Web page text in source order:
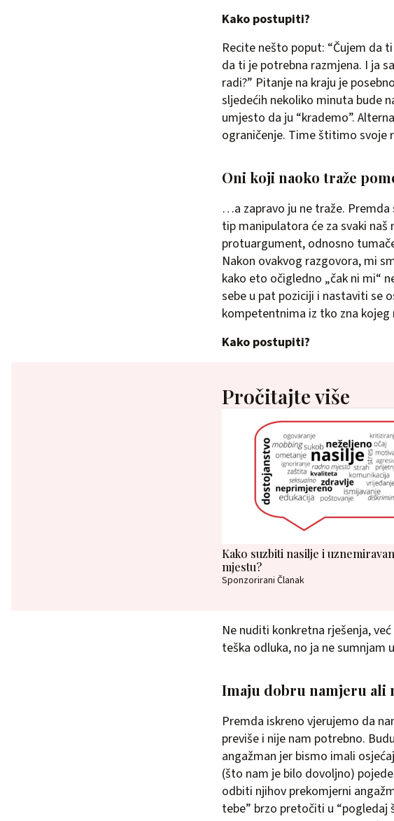
Kako postupiti?
Recite nešto poput: “Čujem da
da ti je potrebna razmjena. I ja
radi?” Pitanje na kraju je
sljedećih nekoliko minuta bude
umjesto da ju “krademo”.
ograničenje. Time štitimo svoje
Oni koji naoko traže
…a zapravo ju ne traže. Premda
tip manipulatora će za svaki
protuargument, odnosno
Nakon ovakvog razgovora, mi
kako eto očigledno „čak ni mi“
sebe u pat poziciji i nastaviti se
kompetentnima iz tko zna kojeg
Kako postupiti?
Pročitajte više
Kako suzbiti nasilje i
mjestu?
Sponzorirani Članak
Ne nuditi konkretna rješenja,
teška odluka, no ja ne sumnjam
Imaju dobru namjeru ali
Premda iskreno vjerujemo da
previše i nije nam potrebno.
angažman jer bismo imali
(što nam je bilo dovoljno)
odbiti njihov prekomjerni
tebe” brzo pretočiti u “pogledaj